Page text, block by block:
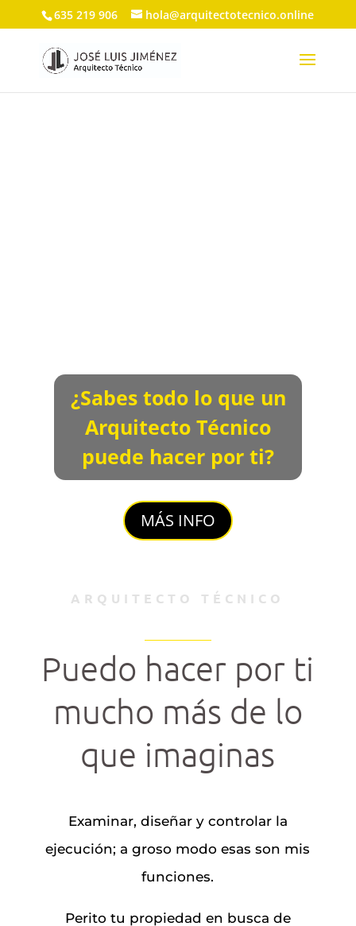
635 219 906 hola@arquitectotecnico.online
¿Sabes todo lo que un
Arquitecto Técnico
puede hacer por ti?
MÁS INFO
ARQUITECTO TÉCNICO
Puedo hacer por ti
mucho más de lo
que imaginas
Examinar, diseñar y controlar la
ejecución; a groso modo esas son mis
funciones.
Perito tu propiedad en busca de